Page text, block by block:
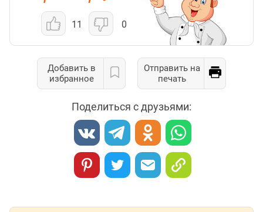
11 0
Добавить в
избранное
Отправить на
печать
Поделиться с друзьями: